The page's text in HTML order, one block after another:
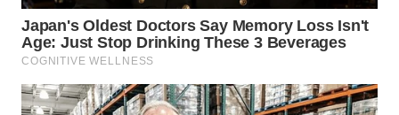
WN
SUMSEL
WN
BENGKULU